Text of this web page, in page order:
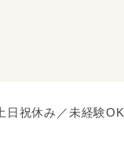
祝休み／未経験OK